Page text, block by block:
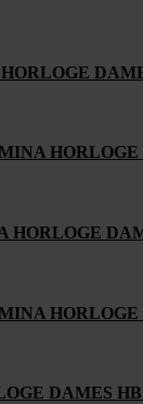
HORLOGE
DAMES